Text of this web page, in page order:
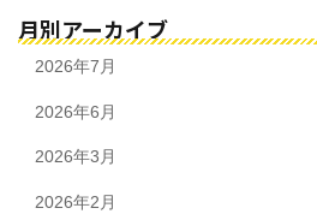
月別アーカイブ
2026年7月
2026年6月
2026年3月
2026年2月